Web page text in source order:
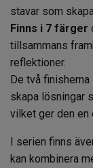
stavar som
Finns i 7 färger
tillsammans
reflektioner.
De två
skapa lösningar
vilket ger den en
I serien finns
kan kombinera